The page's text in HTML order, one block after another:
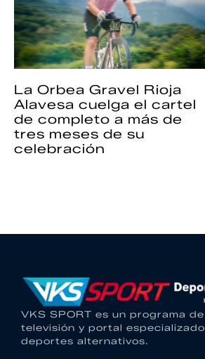
La Orbea Gravel Rioja
Alavesa cuelga el cartel
de completo a más de
tres meses de su
celebración
VKS SPORT es un programa de
televisión y portal
deportes alternativos.